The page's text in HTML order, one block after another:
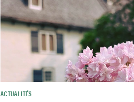
ACTUALITÉS